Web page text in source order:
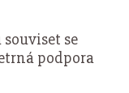
se
podpora